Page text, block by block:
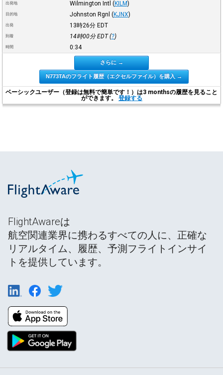
出発地 Wilmington Intl (KILM)
目的地 Johnston Rgnl (KJNX)
出発 13時26分 EDT
到着 14時00分EDT(?)
時間 0:34
さらに →
N773TAのフライト履歴（エクセルファイル）を購入 →
ベーシックユーザー（登録は無料で簡単です！）は3 monthsの履歴を見ること
ができます。 登録する
FlightAwareは
航空関連業界に携わるすべての人に、正確な
リアルタイム、履歴、予測フライトインサイ
トを提供しています。